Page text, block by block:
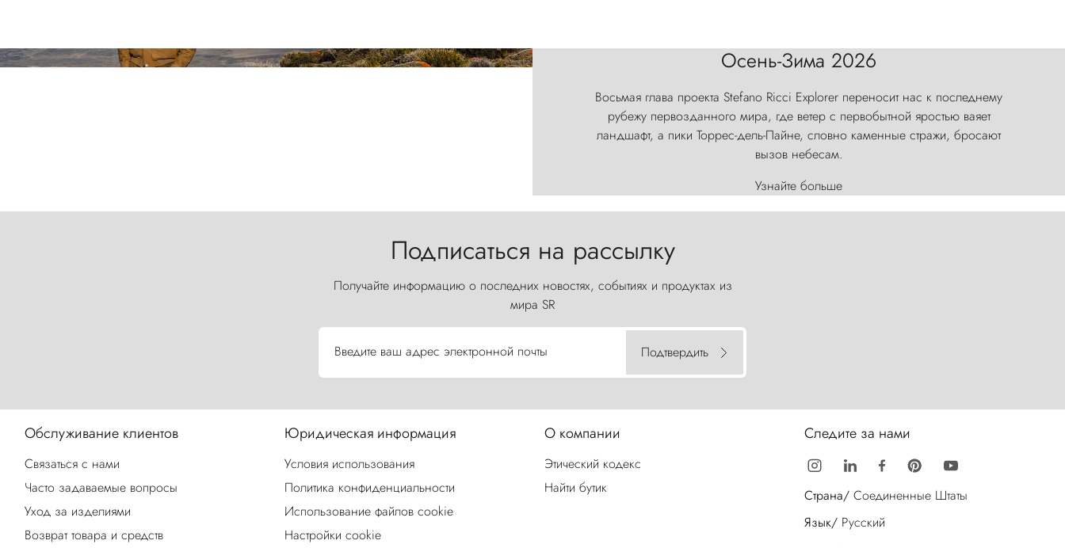
Осень-Зима 2026
Восьмая глава проекта Stefano Ricci Explorer переносит нас к последнему
рубежу первозданного мира, где ветер с первобытной яростью ваяет
ландшафт, а пики Торрес-дель-Пайне, словно каменные стражи, бросают
вызов небесам.
Узнайте больше
Подписаться на рассылку
Получайте информацию о последних новостях, событиях и продуктах из
мира SR
Введите ваш адрес электронной почты Подтвердить
Обслуживание клиентов
Связаться с нами
Часто задаваемые вопросы
Уход за изделиями
Возврат товара и средств
Юридическая информация
Условия использования
Политика конфиденциальности
Использование файлов cookie
Настройки cookie
О компании
Этический кодекс
Найти бутик
Следите за нами
Страна/ Соединенные Штаты
Язык/ Русский